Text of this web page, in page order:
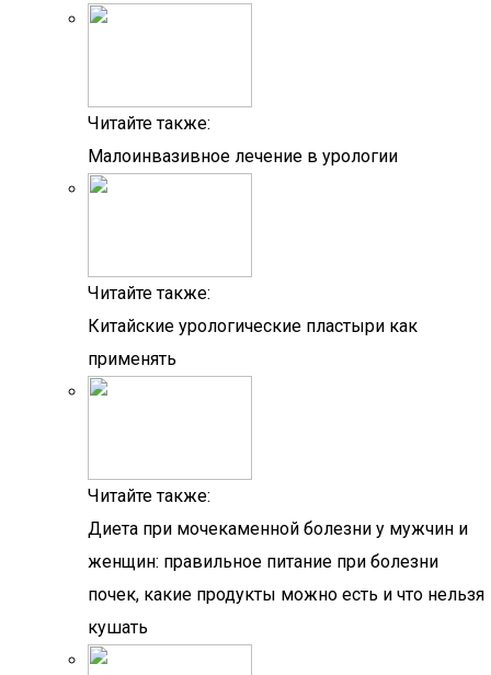
Читайте также:
Малоинвазивное лечение в урологии
Читайте также:
Китайские урологические пластыри как
применять
Читайте также:
Диета при мочекаменной болезни у мужчин и
женщин: правильное питание при болезни
почек, какие продукты можно есть и что нельзя
кушать